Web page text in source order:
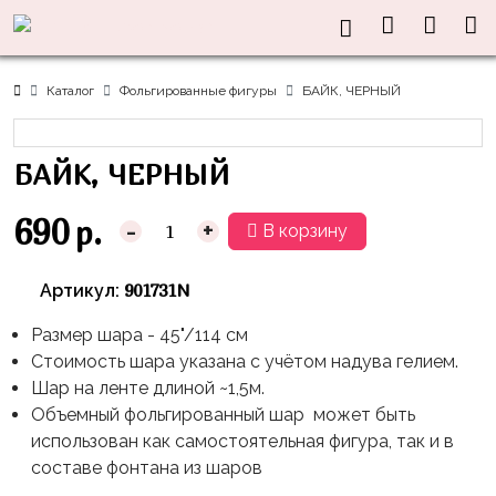
Каталог Фольгированные фигуры БАЙК, ЧЕРНЫЙ
БАЙК, ЧЕРНЫЙ
690 р. - + В корзину
Артикул: 901731N
Размер шара - 45"/114 см
Стоимость шара указана с учётом надува гелием.
Шар на ленте длиной ~1,5м.
Объемный фольгированный шар может быть
использован как самостоятельная фигура, так и в
составе фонтана из шаров
консультация?
Акции
Каталог
Латексные
шары
без
рисунка
Латексные
с
рисунком
Фольгированные
сердца/
звёзды
Праздники
8
марта
23
февраля,
Родился
День
Рождения
LOVE
День
Тематики
Оранжевая
Корова
Маша
и
Синий
Трактор
Миньоны
Пикачу
Леди
Информация
О нас
Доставка
и оплата
Скидки
Контакты
+7(910)888-
48-
60